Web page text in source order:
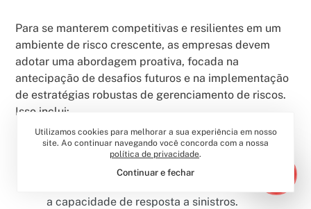
Para se manterem competitivas e resilientes em um
ambiente de risco crescente, as empresas devem
adotar uma abordagem proativa, focada na
antecipação de desafios futuros e na implementação
de estratégias robustas de gerenciamento de riscos.
Isso inclui:
Investimento em Tecnologia:Adotar as últimas
inovações tecnológicas para melhorar a
a capacidade de resposta a sinistros.
Utilizamos cookies para melhorar a sua experiência em nosso
site. Ao continuar navegando você concorda com a nossa
política de privacidade.
Continuar e fechar